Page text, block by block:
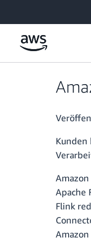
Kunden
Apache
Flink